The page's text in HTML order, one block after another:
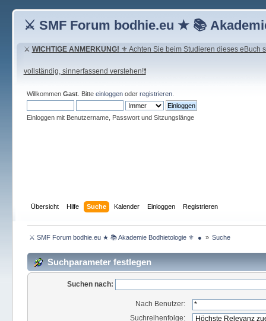
⚔ SMF Forum bodhie.eu ★ 📚
⚔ WICHTIGE ANMERKUNG! ⚜ Achten Sie beim Studieren dieses eBuch
vollständig, sinnerfassend verstehen!❗
Willkommen Gast. Bitte einloggenoder registrieren.
Einloggen mit Benutzername, Passwort und Sitzungslänge
Übersicht Hilfe Suche Kalender Einloggen Registrieren
⚔ SMF Forum bodhie.eu ★ 📚 Akademie Bodhietologie ⚜  ● » Suche
Suchparameter festlegen
Suchen nach:
Nach Benutzer:
Suchreihenfolge: